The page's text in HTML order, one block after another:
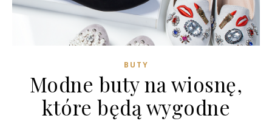
BUTY
Modne buty na wiosnę,
które będą wygodne